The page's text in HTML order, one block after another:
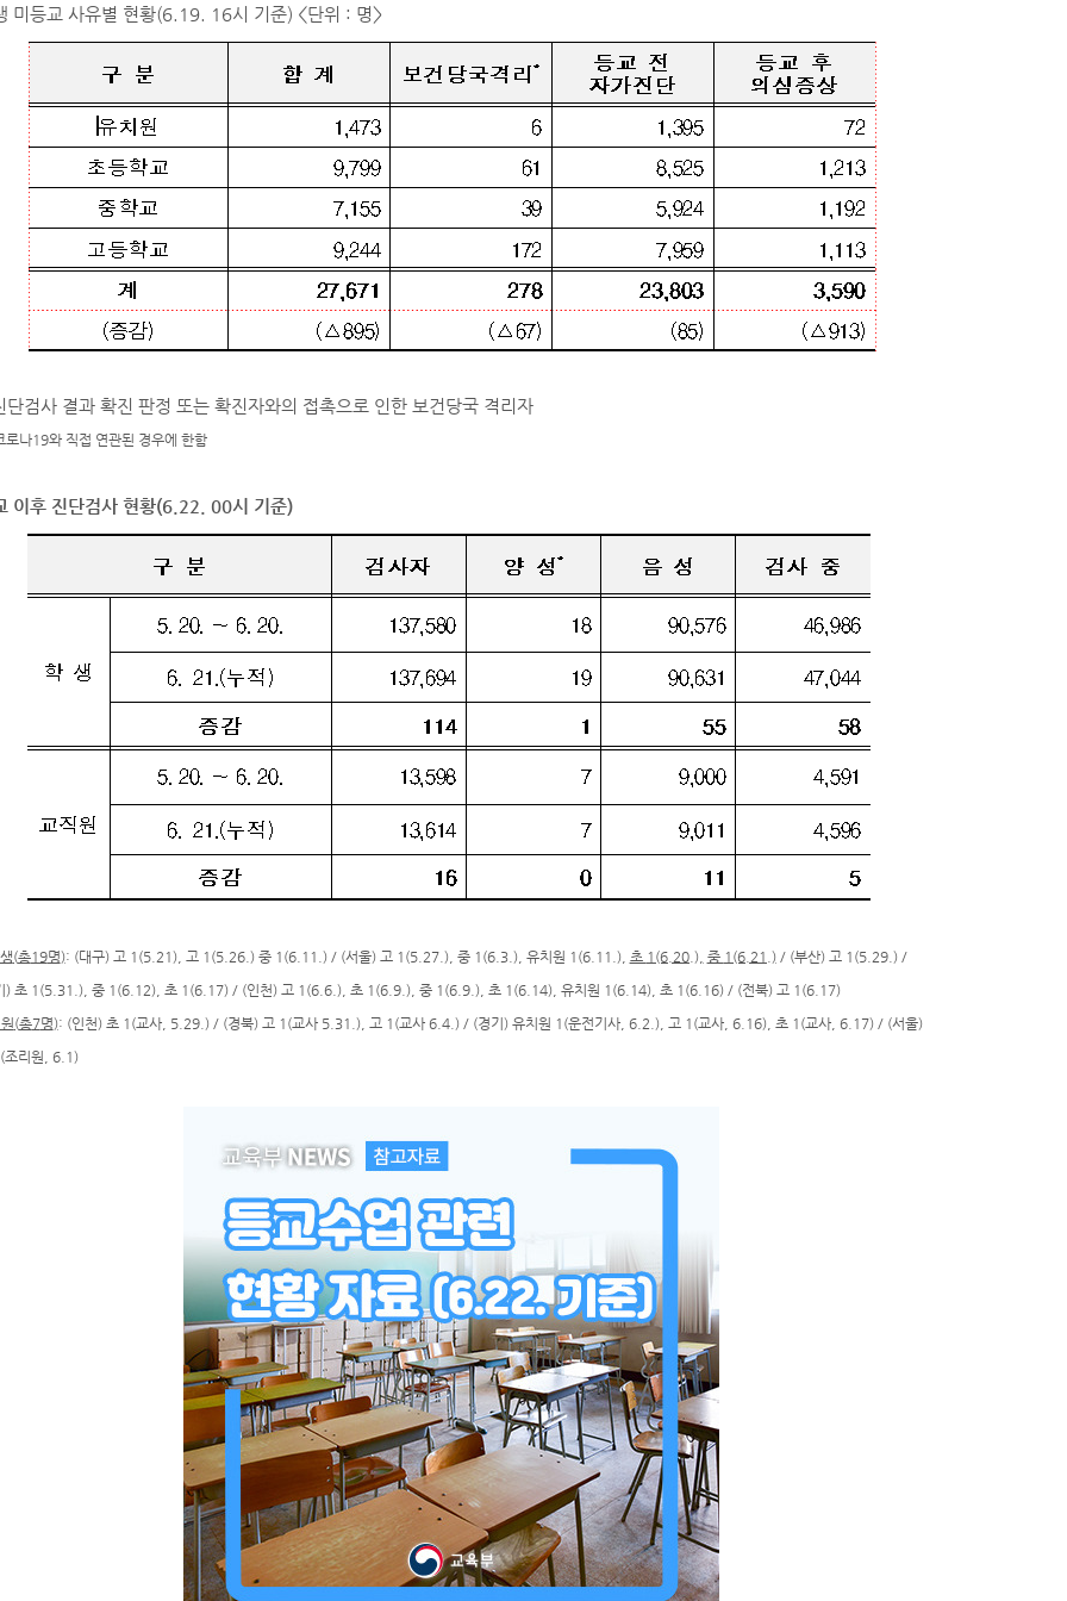
미등교 사유별 현황(6.19. 16시 기준) <단위 : 명>
검사 결과 확진 판정 또는 확진자와의 접촉으로 인한 보건당국 격리자
나19와 직접 연관된 경우에 한함
이후 진단검사 현황(6.22. 00시 기준)
(총19명): (대구) 고 1(5.21), 고 1(5.26.) 중 1(6.11.) / (서울) 고 1(5.27.), 중 1(6.3.), 유치원 1(6.11.), 초 1(6.20.), 중 1(6.21.)/ (부산) 고 1(5.29.) /
) 초 1(5.31.), 중 1(6.12), 초 1(6.17) / (인천) 고 1(6.6.), 초 1(6.9.), 중 1(6.9.), 초 1(6.14), 유치원 1(6.14), 초 1(6.16) / (전북) 고 1(6.17)
(총7명): (인천) 초 1(교사, 5.29.) / (경북) 고 1(교사 5.31.), 고 1(교사 6.4.) / (경기) 유치원 1(운전기사, 6.2.), 고 1(교사, 6.16), 초 1(교사, 6.17) / (서울)
조리원, 6.1)